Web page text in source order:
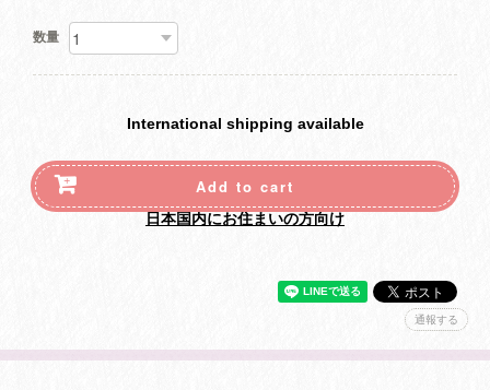
数量
International shipping available
Add to cart
日本国内にお住まいの方向け
通報する